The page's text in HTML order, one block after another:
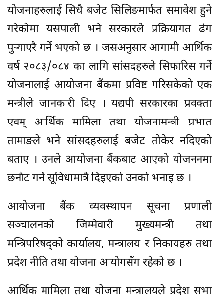
योजनाहरुलाई सिधै बजेट सिलिङमार्फत समावेश हुने
गरेकोमा यसपाली भने सरकारले प्रक्रियागत ढंग
पुर्‍याएरै गर्ने भएको छ । जसअनुसार आगामी आर्थिक
वर्ष २०८३/०८४ का लागि सांसदहरुले सिफारिस गर्ने
योजनालाई आयोजना बैंकमा प्रविष्ट गरिसकेको एक
मन्त्रीले जानकारी दिए । यद्यपी सरकारका प्रवक्ता
एवम् आर्थिक मामिला तथा योजनामन्त्री प्रभात
तामाङले भने सांसदहरुलाई बजेट तोकेर नदिएको
बताए । उनले आयोजना बैंकबाट आएको योजननमा
छनौट गर्ने सूविधामात्रै दिइएको उनको भनाइ छ ।
आयोजना बैंक व्यवस्थापन सूचना प्रणाली
सञ्चालनको जिम्मेवारी मुख्यमन्त्री तथा
मन्त्रिपरिषद्को कार्यालय, मन्त्रालय र निकायहरु तथा
प्रदेश नीति तथा योजना आयोगसँग रहेको छ ।
आर्थिक मामिला तथा योजना मन्त्रालयले प्रदेश सभा